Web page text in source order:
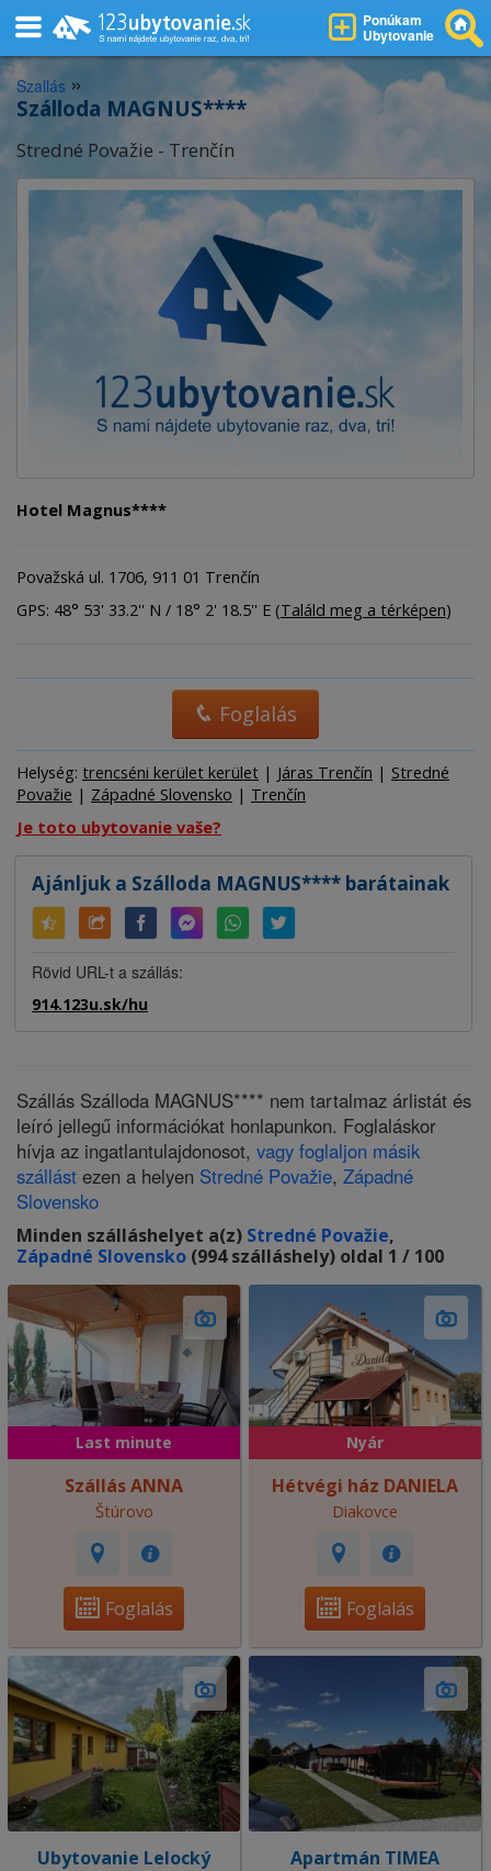
Ponúkam
Ubytovanie
Szallás »
Szálloda MAGNUS****
Stredné Považie - Trenčín
Hotel Magnus****
Považská ul. 1706, 911 01 Trenčín
GPS: 48° 53' 33.2'' N / 18° 2' 18.5'' E (Találd meg a térképen)
Foglalás
Helység: trencséni kerület kerület | Járas Trenčín | Stredné
Považie | Západné Slovensko | Trenčín
Je toto ubytovanie vaše?
Ajánljuk a Szálloda MAGNUS**** barátainak
Rövid URL-t a szállás:
914.123u.sk/hu
Szállás Szálloda MAGNUS**** nem tartalmaz árlistát és
leíró jellegű információkat honlapunkon. Foglaláskor
hívja az ingatlantulajdonosot, vagy foglaljon másik
szállást ezen a helyen Stredné Považie, Západné
Slovensko
Minden szálláshelyet a(z) Stredné Považie,
Západné Slovensko (994 szálláshely) oldal 1 / 100
Last minute
Szállás ANNA
Štúrovo
Foglalás
Nyár
Hétvégi ház DANIELA
Diakovce
Foglalás
Ubytovanie Lelocký Apartmán TIMEA